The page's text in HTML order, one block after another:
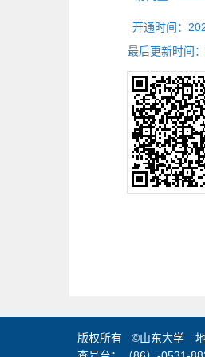
开通时间：
最后更新时间：
版权所有 ©山东大学